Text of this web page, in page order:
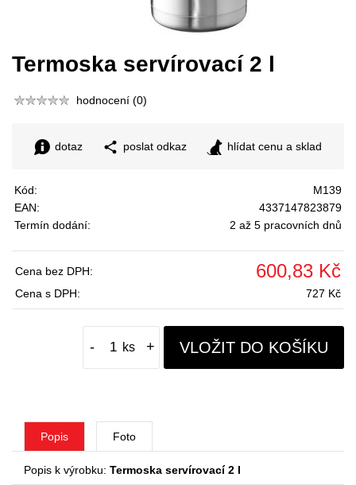
Termoska servírovací 2 l
hodnocení (0)
dotaz poslat odkaz hlídat cenu a sklad
Kód:
M139
EAN:
4337147823879
Termín dodání:
2 až 5 pracovních dnů
Cena bez DPH: 600,83 Kč
Cena s DPH: 727 Kč
- + VLOŽIT DO KOŠÍKU
Popis Foto
Popis k výrobku: Termoska servírovací 2 l